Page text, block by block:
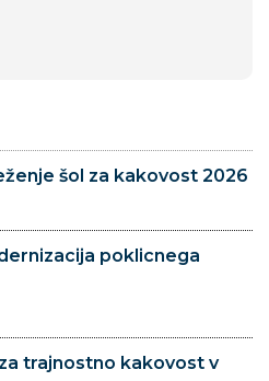
šol za kakovost 2026
poklicnega
trajnostno kakovost v